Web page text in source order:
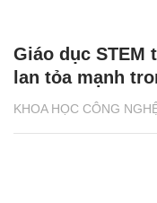
KHOA HỌC CÔNG
Giáo dục
lan tỏa mạnh